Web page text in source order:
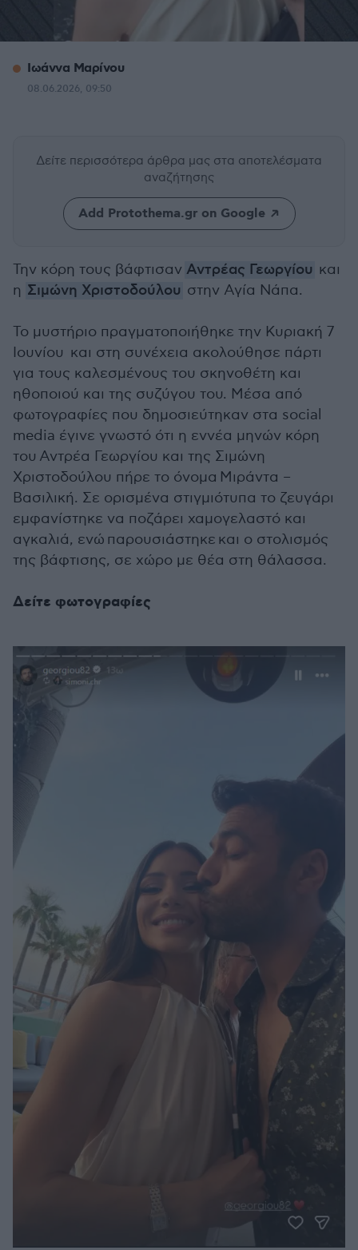
Ιωάννα Μαρίνου
08.06.2026, 09:50
Δείτε περισσότερα άρθρα μας στα αποτελέσματα
αναζήτησης
Add Protothema.gr on Google
Την κόρη τους βάφτισαν Αντρέας Γεωργίου και
η Σιμώνη Χριστοδούλου στην Αγία Νάπα.
Το μυστήριο πραγματοποιήθηκε την Κυριακή 7
Ιουνίου και στη συνέχεια ακολούθησε πάρτι
για τους καλεσμένους του σκηνοθέτη και
ηθοποιού και της συζύγου του. Μέσα από
φωτογραφίες που δημοσιεύτηκαν στα social
media έγινε γνωστό ότι η εννέα μηνών κόρη
του Αντρέα Γεωργίου και της Σιμώνη
Χριστοδούλου πήρε το όνομα Μιράντα –
Βασιλική. Σε ορισμένα στιγμιότυπα το ζευγάρι
εμφανίστηκε να ποζάρει χαμογελαστό και
αγκαλιά, ενώ παρουσιάστηκε και ο στολισμός
της βάφτισης, σε χώρο με θέα στη θάλασσα.
Δείτε φωτογραφίες